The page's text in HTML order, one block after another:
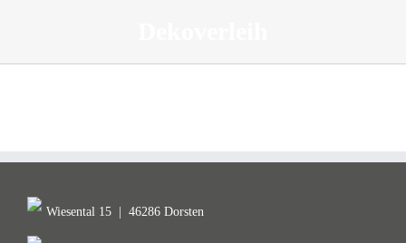
Wiesental 15 46286 Dorsten